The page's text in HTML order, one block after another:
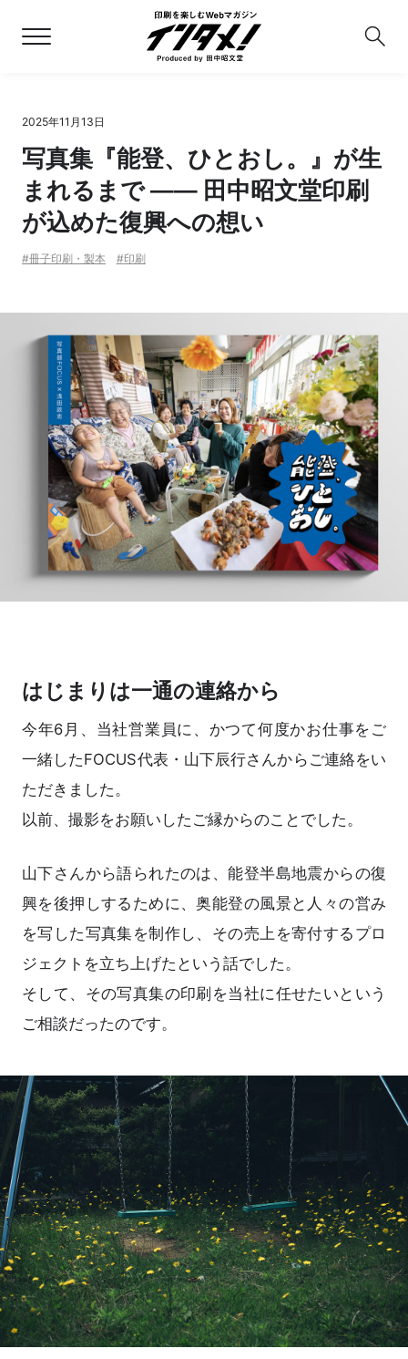
2025年11月13日
写真集『能登、ひとおし。』が生
まれるまで —— 田中昭文堂印刷
が込めた復興への想い
冊子印刷・製本 印刷
はじまりは一通の連絡から
今年6月、当社営業員に、かつて何度かお仕事をご
一緒したFOCUS代表・山下辰行さんからご連絡をい
ただきました。
以前、撮影をお願いしたご縁からのことでした。
山下さんから語られたのは、能登半島地震からの復
興を後押しするために、奥能登の風景と人々の営み
を写した写真集を制作し、その売上を寄付するプロ
ジェクトを立ち上げたという話でした。
そして、その写真集の印刷を当社に任せたいという
ご相談だったのです。